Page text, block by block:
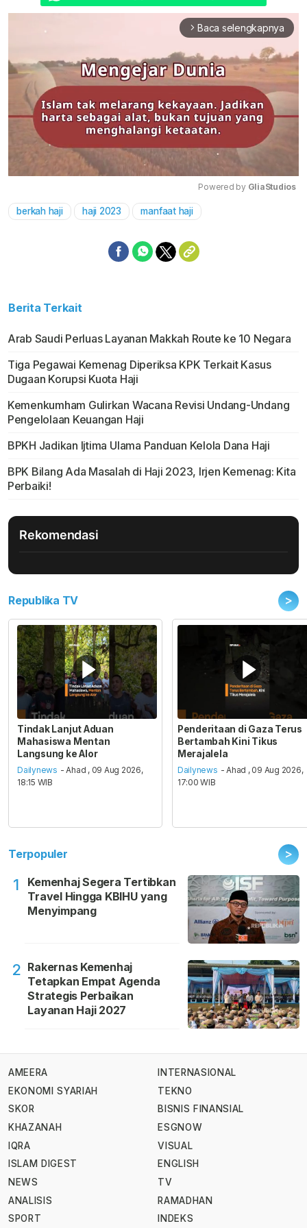
arrow_forward_ios Baca selengkapnya
Powered by GliaStudios
berkah haji haji 2023 manfaat haji
Berita Terkait
Arab Saudi Perluas Layanan Makkah Route ke 10 Negara
Tiga Pegawai Kemenag Diperiksa KPK Terkait Kasus
Dugaan Korupsi Kuota Haji
Kemenkumham Gulirkan Wacana Revisi Undang-Undang
Pengelolaan Keuangan Haji
BPKH Jadikan Ijtima Ulama Panduan Kelola Dana Haji
BPK Bilang Ada Masalah di Haji 2023, Irjen Kemenag: Kita
Perbaiki!
Rekomendasi
Republika TV >
Tindak Lanjut Aduan
Mahasiswa Mentan
Langsung ke Alor
Dailynews - Ahad , 09 Aug 2026,
18:15 WIB
Penderitaan di Gaza Terus
Bertambah Kini Tikus
Merajalela
Dailynews - Ahad , 09 Aug 2026,
17:00 WIB
Terpopuler >
1
Kemenhaj Segera Tertibkan
Travel Hingga KBIHU yang
Menyimpang
2 Rakernas Kemenhaj
Tetapkan Empat Agenda
Strategis Perbaikan
Layanan Haji 2027
AMEERA
EKONOMI SYARIAH
SKOR
KHAZANAH
IQRA
ISLAM DIGEST
NEWS
ANALISIS
SPORT
INTERNASIONAL
TEKNO
BISNIS FINANSIAL
ESGNOW
VISUAL
ENGLISH
TV
RAMADHAN
INDEKS